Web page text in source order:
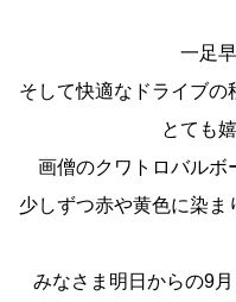
一足
そして快適なドライブの
とても
画僧のクワトロバルボ
少しずつ赤や黄色に染ま
みなさま明日からの9